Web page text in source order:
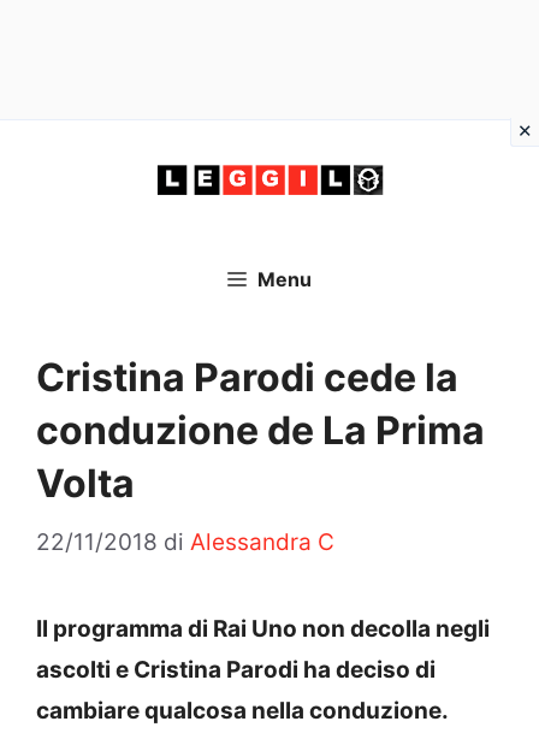
Menu
Cristina Parodi cede la
conduzione de La Prima
Volta
22/11/2018 di Alessandra C
Il programma di Rai Uno non decolla negli
ascolti e Cristina Parodi ha deciso di
cambiare qualcosa nella conduzione.